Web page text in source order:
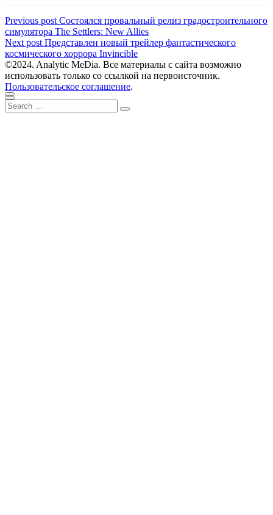
Навигация
по
записям
Previous post Previous
post:
Состоялся провальный релиз градостроительного
симулятора The Settlers: New Allies
Next post Next
post:
Представлен новый трейлер фантастического
космического хоррора Invincible
©2024. Analytic MeDia. Все материалы с сайта возможно
использовать только со ссылкой на первоисточник.
Пользовательское соглашение.
Scroll
to
Close
Search
for:
Search